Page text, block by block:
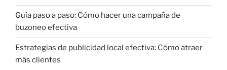
Guía paso a paso: Cómo hacer una campaña de
buzoneo efectiva
Estrategias de publicidad local efectiva: Cómo atraer
más clientes